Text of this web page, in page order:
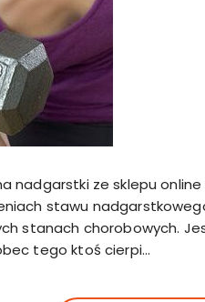
nadgarstki ze sklepu
stawu
stanach chorobowych.
tego ktoś cierpi…